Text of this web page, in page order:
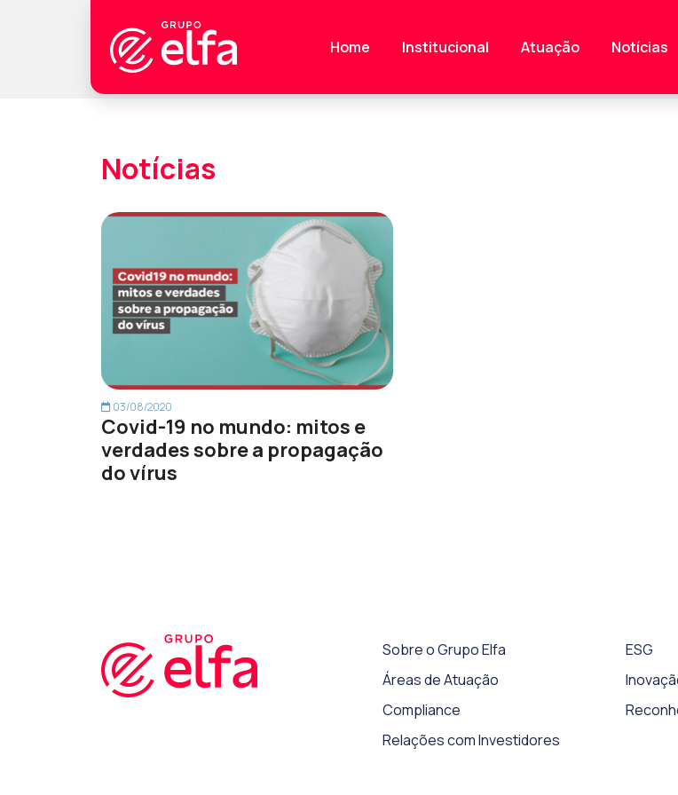
Home Institucional Atuação Notícias
Notícias
03/08/2020
Covid-19 no mundo: mitos e
verdades sobre a propagação
do vírus
Sobre o Grupo Elfa
Áreas de Atuação
Compliance
Relações com Investidores
ESG